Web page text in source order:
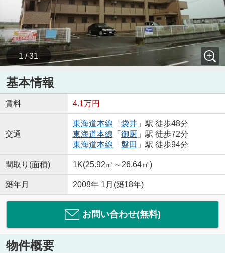
1 / 31
基本情報
賃料 4.1万円
交通
東海道本線 「 袋井」駅 徒歩48分
東海道本線 「 御厨」駅 徒歩72分
東海道本線 「 磐田 」駅 徒歩94分
間取り(面積) 1K(25.92㎡～26.64㎡)
築年月 2008年 1月(築18年)
お問い合わせ(無料)
物件概要